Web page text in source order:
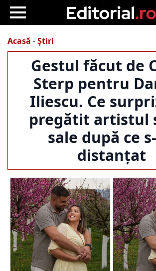
Acasă -Știri
Gestul făcut de
Sterp pentru
Iliescu. Ce
pregătit artistul
sale după ce
distanțat